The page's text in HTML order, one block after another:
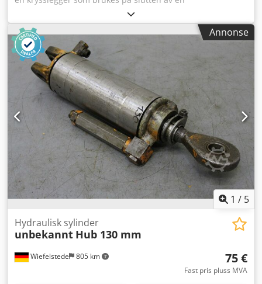
innsettingslinje for å stable trykte produkter. Chedpfjtk S
Ecox Ahboa
Annonse
1 / 5
Wiefelstede 805 km
Hydraulisk sylinder
unbekannt Hub 130 mm
75 €
Fast pris pluss MVA